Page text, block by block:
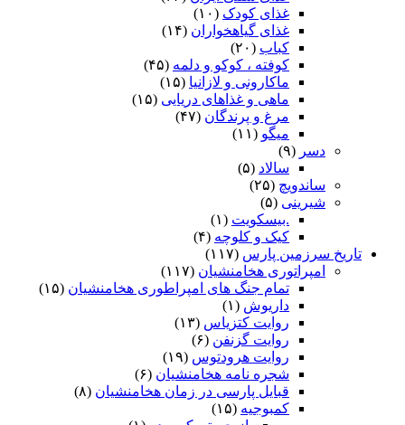
غذای کودک(۱۰)
غذای گیاهخواران(۱۴)
(۲۰)
کوفته ، کوکو و دلمه(۴۵)
ماکارونی و لازانیا (۱۵)
ماهی و غذاهای دریایی(۱۵)
مرغ و پرندگان (۴۷)
(۱۱)
(۹)
(۵)
ساندویچ(۲۵)
شیرینی
(۵)
.بیسکویت(۱)
کیک و کلوچه(۴)
سرزمین پارس(۱۱۷)
امپراتوری هخامنشیان(۱۱۷)
تمام جنگ های امپراطوری هخامنشیان(۱۵)
داریوش(۱)
روایت کتزیاس(۱۳)
روایت گزنفن(۶)
روایت هرودتوس (۱۹)
شجره نامه هخامنشیان(۶)
قبایل پارسی در زمان هخامنشیان(۸)
کمبوجیه(۱۵)